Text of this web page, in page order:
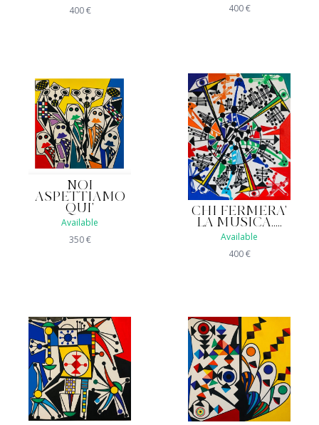
400€
400€
NOI
ASPETTIAMO
QUI'
Available
350€
CHI FERMERA'
LA MUSICA.....
Available
400€